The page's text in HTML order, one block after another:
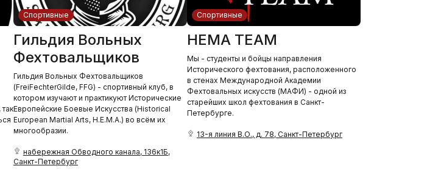
Спортивные
Гильдия Вольных
Фехтовальщиков
Гильдия Вольных Фехтовальщиков
(FreiFechterGilde, FFG) - спортивный клуб, в
котором изучают и практикуют Исторические
Европейские Боевые Искусства (Historical
European Martial Arts, Н.Е.М.А.) во всём их
многообразии.
набережная Обводного канала, 136к1Б,
Санкт-Петербург
Спортивные
HEMA TEAM
Мы - студенты и бойцы направления
Исторического фехтования, расположенного
в стенах Международной Академии
Фехтовальных искусств (МАФИ) - одной из
старейших школ фехтования в Санкт-
Петербурге.⠀
13-я линия В.О., д. 78, Санкт-Петербург